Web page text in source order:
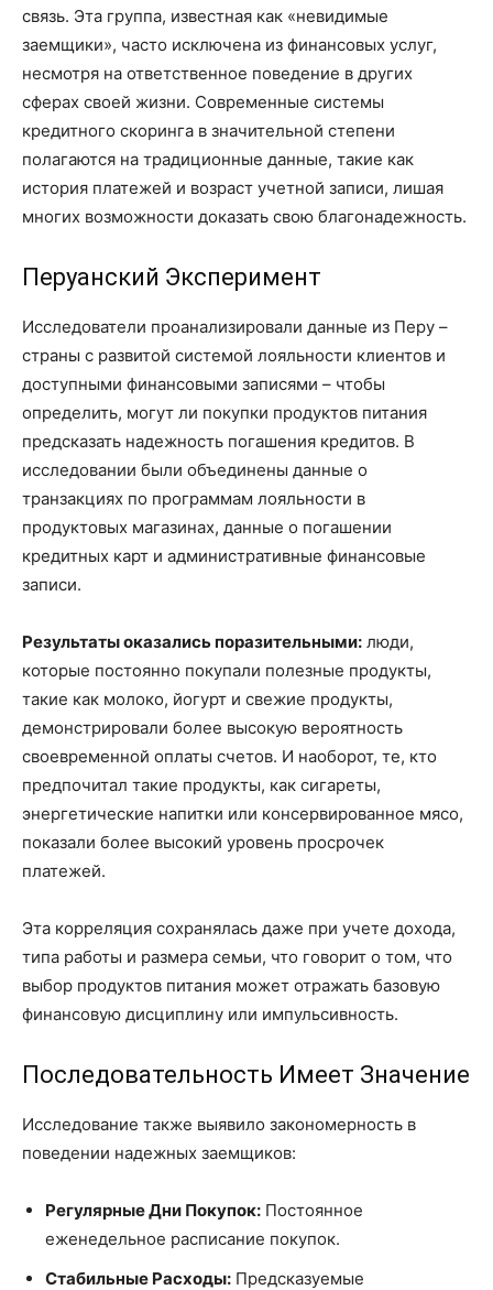
связь. Эта группа, известная как «невидимые
заемщики», часто исключена из финансовых услуг,
несмотря на ответственное поведение в других
сферах своей жизни. Современные системы
кредитного скоринга в значительной степени
полагаются на традиционные данные, такие как
история платежей и возраст учетной записи, лишая
многих возможности доказать свою благонадежность.
Перуанский Эксперимент
Исследователи проанализировали данные из Перу –
страны с развитой системой лояльности клиентов и
доступными финансовыми записями – чтобы
определить, могут ли покупки продуктов питания
предсказать надежность погашения кредитов. В
исследовании были объединены данные о
транзакциях по программам лояльности в
продуктовых магазинах, данные о погашении
кредитных карт и административные финансовые
записи.
Результаты оказались поразительными: люди,
которые постоянно покупали полезные продукты,
такие как молоко, йогурт и свежие продукты,
демонстрировали более высокую вероятность
своевременной оплаты счетов. И наоборот, те, кто
предпочитал такие продукты, как сигареты,
энергетические напитки или консервированное мясо,
показали более высокий уровень просрочек
платежей.
Эта корреляция сохранялась даже при учете дохода,
типа работы и размера семьи, что говорит о том, что
выбор продуктов питания может отражать базовую
финансовую дисциплину или импульсивность.
Последовательность Имеет Значение
Исследование также выявило закономерность в
поведении надежных заемщиков:
Регулярные Дни Покупок: Постоянное
еженедельное расписание покупок.
Стабильные Расходы: Предсказуемые